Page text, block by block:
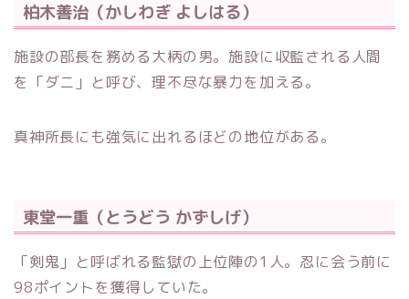
柏木善治（かしわぎ よしはる）
施設の部長を務める大柄の男。施設に収監される人間
を「ダニ」と呼び、理不尽な暴力を加える。
真神所長にも強気に出れるほどの地位がある。
東堂一重（とうどう かずしげ）
「剣鬼」と呼ばれる監獄の上位陣の1人。忍に会う前に
98ポイントを獲得していた。